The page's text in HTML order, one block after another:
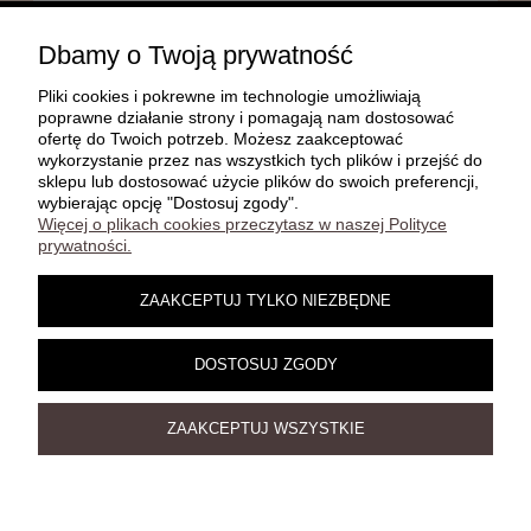
MOJE KONTO
PŁATNOŚCI I DOSTAWA
INFORMACJE
O NAS
Damelz 3D | Jesiona 22C, 67-415 Kolsko | telefon:
mail:
Dbamy o Twoją prywatność
Pliki cookies i pokrewne im technologie umożliwiają
poprawne działanie strony i pomagają nam dostosować
ofertę do Twoich potrzeb. Możesz zaakceptować
wykorzystanie przez nas wszystkich tych plików i przejść do
sklepu lub dostosować użycie plików do swoich preferencji,
wybierając opcję "Dostosuj zgody".
Więcej o plikach cookies przeczytasz w naszej Polityce
prywatności.
ZAAKCEPTUJ TYLKO NIEZBĘDNE
DOSTOSUJ ZGODY
ZAAKCEPTUJ WSZYSTKIE